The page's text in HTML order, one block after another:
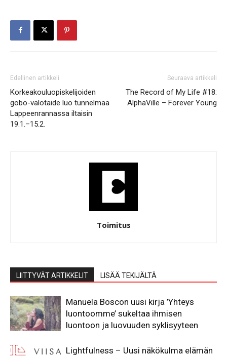
Edellinen artikkeli
Korkeakouluopiskelijoiden
gobo-valotaide luo tunnelmaa
Lappeenrannassa iltaisin
19.1.–15.2.
Seuraava artikkeli
The Record of My Life #18:
AlphaVille – Forever Young
Toimitus
LIITTYVÄT ARTIKKELIT LISÄÄ TEKIJÄLTÄ
Manuela Boscon uusi kirja ’Yhteys
luontoomme’ sukeltaa ihmisen
luontoon ja luovuuden syklisyyteen
Lightfulness – Uusi näkökulma elämän